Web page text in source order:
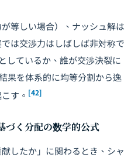
等しい場合）、ナッシュ解は
は交渉力はしばしば非対称で
しているか、誰が交渉決裂に
果を体系的に均等分割から逸
す。 [42]
づく分配の数学的公式
したか」に関わるとき、シャ